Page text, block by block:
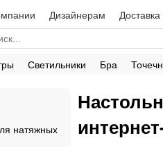
Дизайнерам
Светильники Бра
натяжных